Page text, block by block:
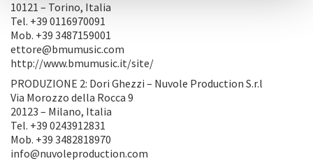
10121 – Torino, Italia
Tel. +39 0116970091
Mob. +39 3487159001
ettore@bmumusic.com
http://www.bmumusic.it/site/
PRODUZIONE 2: Dori Ghezzi – Nuvole Production S.r.l
Via Morozzo della Rocca 9
20123 – Milano, Italia
Tel. +39 0243912831
Mob. +39 3482818970
info@nuvoleproduction.com